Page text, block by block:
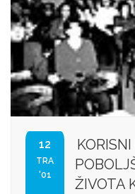
12
TRA
'01
ŽIVOTA